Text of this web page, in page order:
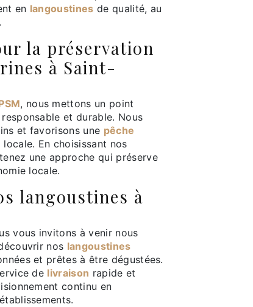
en langoustines de qualité, au
la préservation
à Saint-
, nous mettons un point
et durable. Nous
et favorisons une pêche
locale. En choisissant nos
une approche qui préserve
locale.
langoustines à
vous invitons à venir nous
nos langoustines
et prêtes à être dégustées.
de livraison rapide et
continu en